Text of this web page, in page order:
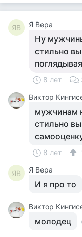
ЯВ Я Вера
Ну
стильно
8 лет
Виктор
мужчинам
стильно
8 лет
ЯВ Я Вера
И я про то
Виктор
молодец